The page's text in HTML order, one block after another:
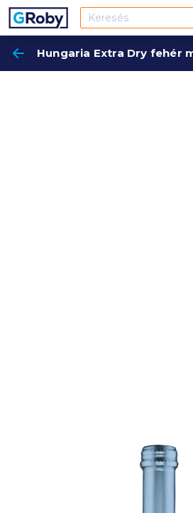
Hungaria Extra Dry fehér